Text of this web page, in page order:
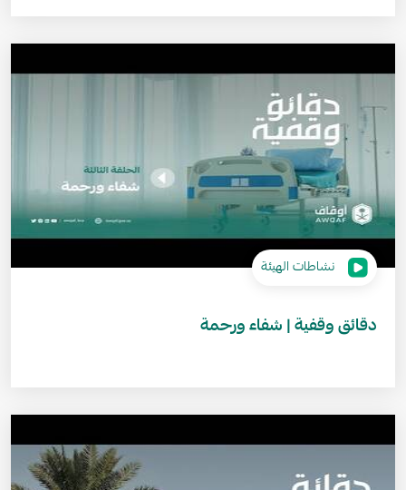
نشاطات الهيئة
دقائق وقفية | شفاء ورحمة